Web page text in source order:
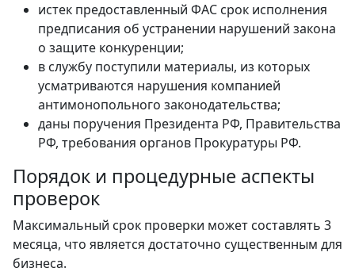
истек предоставленный ФАС срок исполнения
предписания об устранении нарушений закона
о защите конкуренции;
в службу поступили материалы, из которых
усматриваются нарушения компанией
антимонопольного законодательства;
даны поручения Президента РФ, Правительства
РФ, требования органов Прокуратуры РФ.
Порядок и процедурные аспекты
проверок
Максимальный срок проверки может составлять 3
месяца, что является достаточно существенным для
бизнеса.